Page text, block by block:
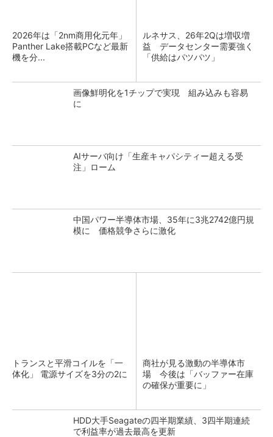
2026年は「2nm商用化元年」
Panther Lake搭載PCなど最新
機を分...
ルネサス、26年2Qは増収増
益 データセンター需要強く
「供給はパツパツ」
画像鮮明化を1チップで実現 組み込みも容易
に
AIサーバ向け「生産キャパシティー超える受
注」ローム
中国パワー半導体市場、35年に3兆2742億円規
模に 価格競争さらに激化
トランスと平滑コイルを「一
体化」 電源サイズを3分の2に
商社が見る激動の半導体市
場 今後は「バッファー在庫
の確保が重要に」
HDD大手Seagateの四半期業績、3四半期連続
で利益率が過去最高を更新